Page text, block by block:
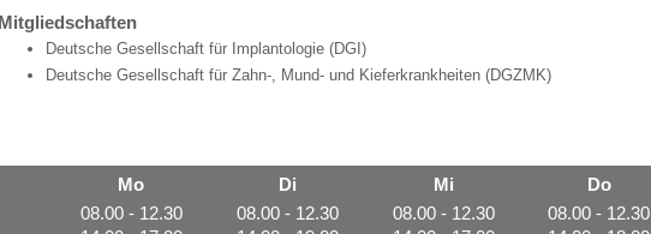
Mitgliedschaften
Deutsche Gesellschaft für Implantologie (DGI)
Deutsche Gesellschaft für Zahn-, Mund- und Kieferkrankheiten (DGZMK)
Mo Di Mi Do
08.00 - 12.30
08.00 - 12.30 08.00 - 12.30 08.00 - 12.30